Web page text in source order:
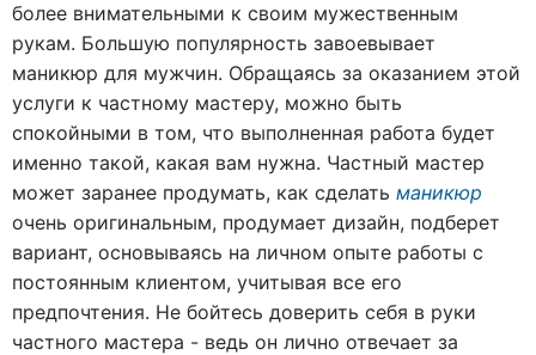
более внимательными к своим мужественным
рукам. Большую популярность завоевывает
маникюр для мужчин. Обращаясь за оказанием этой
услуги к частному мастеру, можно быть
спокойными в том, что выполненная работа будет
именно такой, какая вам нужна. Частный мастер
может заранее продумать, как сделать маникюр
очень оригинальным, продумает дизайн, подберет
вариант, основываясь на личном опыте работы с
постоянным клиентом, учитывая все его
предпочтения. Не бойтесь доверить себя в руки
частного мастера - ведь он лично отвечает за